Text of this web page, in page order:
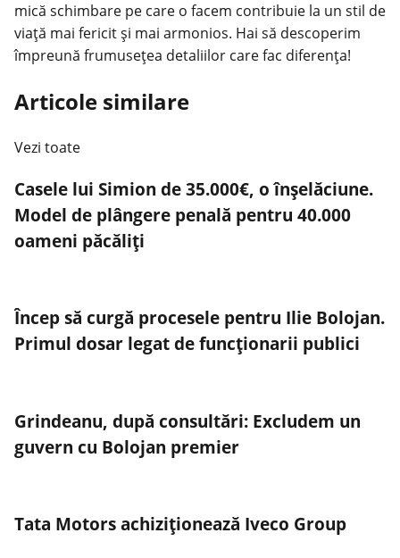
mică schimbare pe care o facem contribuie la un stil de
viață mai fericit și mai armonios. Hai să descoperim
împreună frumusețea detaliilor care fac diferența!
Articole similare
Vezi toate
Casele lui Simion de 35.000€, o înșelăciune.
Model de plângere penală pentru 40.000
oameni păcăliți
Încep să curgă procesele pentru Ilie Bolojan.
Primul dosar legat de funcționarii publici
Grindeanu, după consultări: Excludem un
guvern cu Bolojan premier
Tata Motors achiziţionează Iveco Group